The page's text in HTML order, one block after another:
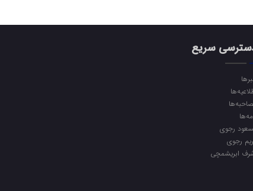
سریع
رجوی
رجوی
ابریشمچی